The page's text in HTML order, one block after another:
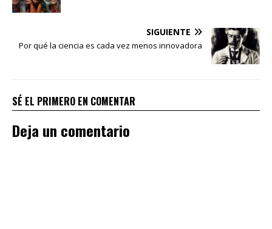
SIGUIENTE
Por qué la ciencia es cada vez menos innovadora
SÉ EL PRIMERO EN COMENTAR
Deja un comentario